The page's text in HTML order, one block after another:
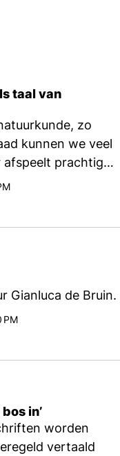
taal van
zo
kunnen we veel
prachtig
aan de hand: in
maakt
omgekeerde is
Vonk.
Gianluca de Bruin.
PM
in’
worden
vertaald